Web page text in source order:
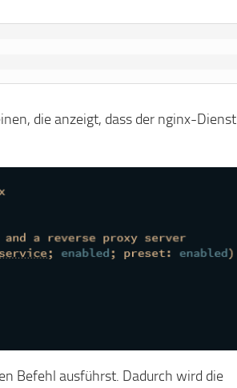
die anzeigt, dass der nginx-Dienst
Befehl ausführst. Dadurch wird die